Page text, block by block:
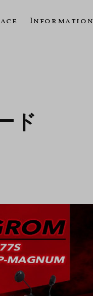
Information
ド